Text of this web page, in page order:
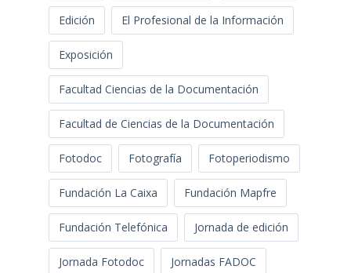
Edición El Profesional de la Información
Exposición
Facultad Ciencias de la Documentación
Facultad de Ciencias de la Documentación
Fotodoc Fotografía Fotoperiodismo
Fundación La Caixa Fundación Mapfre
Fundación Telefónica Jornada de edición
Jornada Fotodoc Jornadas FADOC